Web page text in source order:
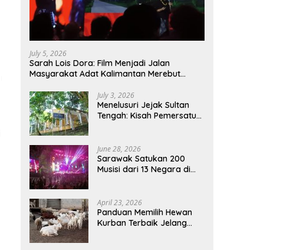
July 5, 2026
Sarah Lois Dora: Film Menjadi Jalan
Masyarakat Adat Kalimantan Merebut
July 3, 2026
Menelusuri Jejak Sultan
Tengah: Kisah Pemersatu
Versi Jiran
June 28, 2026
Sarawak Satukan 200
Musisi dari 13 Negara di
Budaya Borneo
April 23, 2026
Panduan Memilih Hewan
Kurban Terbaik Jelang